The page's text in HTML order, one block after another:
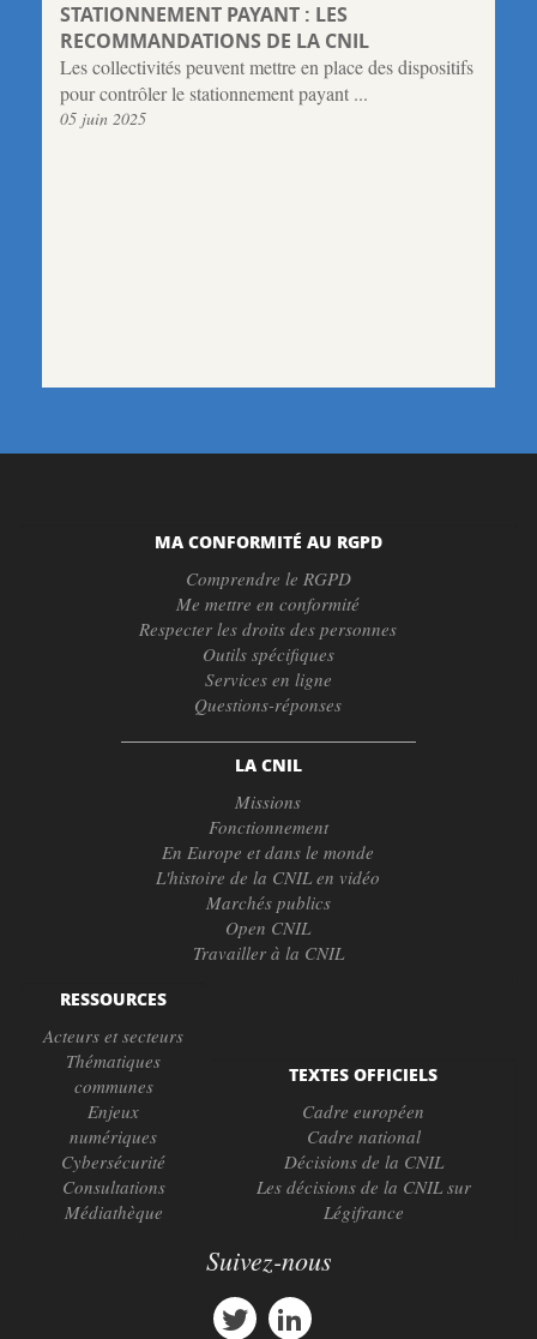
STATIONNEMENT PAYANT : LES
RECOMMANDATIONS DE LA CNIL
Les collectivités peuvent mettre en place des dispositifs
pour contrôler le stationnement payant ...
05 juin 2025
MA CONFORMITÉ AU RGPD
Comprendre le RGPD
Me mettre en conformité
Respecter les droits des personnes
Outils spécifiques
Services en ligne
Questions-réponses
LA CNIL
Missions
Fonctionnement
En Europe et dans le monde
L'histoire de la CNIL en vidéo
Marchés publics
Open CNIL
Travailler à la CNIL
RESSOURCES
Acteurs et secteurs
Thématiques
communes
Enjeux
numériques
Cybersécurité
Consultations
Médiathèque
TEXTES OFFICIELS
Cadre européen
Cadre national
Décisions de la CNIL
Les décisions de la CNIL sur
Légifrance
Suivez-nous